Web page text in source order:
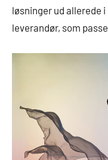
løsninger ud allerede
leverandør, som